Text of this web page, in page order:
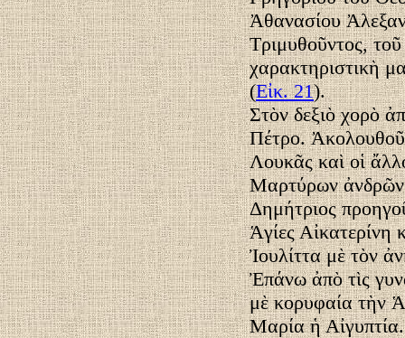
Ἀθανασίου
Τριμυθοῦντος,
χαρακτηριστικὴ
(Εἰκ. 21).
Στὸν δεξιὸ χορὸ
Πέτρο.
Λουκᾶς καὶ οἱ
Μαρτύρων ἀνδρῶν
Δημήτριος
Ἁγίες Αἰκατερίνη
Ἰουλίττα μὲ τὸν
Ἐπάνω ἀπὸ τὶς
μὲ κορυφαία τὴν
Μαρία ἡ Αἰγυπτία.